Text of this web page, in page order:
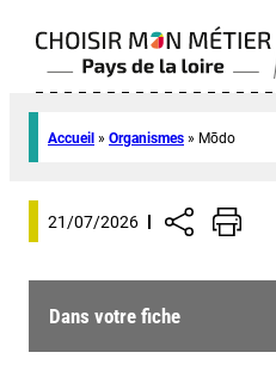
Accueil » Organismes » Mōdo
21/07/2026
Dans votre fiche